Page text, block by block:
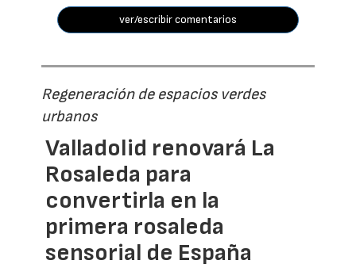
ver/escribir comentarios
Regeneración de espacios verdes
urbanos
Valladolid renovará La
Rosaleda para
convertirla en la
primera rosaleda
sensorial de España